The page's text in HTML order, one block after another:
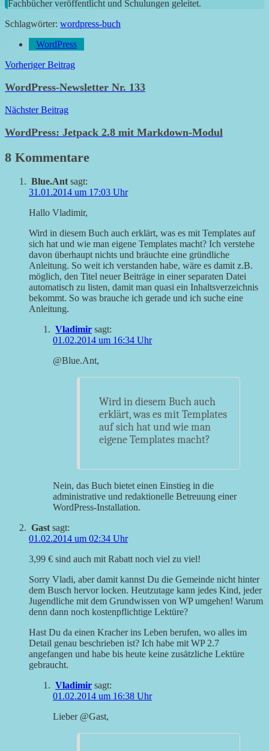
Fachbücher veröffentlicht und Schulungen geleitet.
Schlagwörter: wordpress-buch
WordPress
Beitragsnavigation
Vorheriger Beitrag
WordPress-Newsletter Nr. 133
Nächster Beitrag
WordPress: Jetpack 2.8 mit Markdown-Modul
8 Kommentare
Blue.Ant sagt:
31.01.2014 um 17:03 Uhr
Hallo Vladimir,
Wird in diesem Buch auch erklärt, was es mit Templates auf
sich hat und wie man eigene Templates macht? Ich verstehe
davon überhaupt nichts und bräuchte eine gründliche
Anleitung. So weit ich verstanden habe, wäre es damit z.B.
möglich, den Titel neuer Beiträge in einer separaten Datei
automatisch zu listen, damit man quasi ein Inhaltsverzeichnis
bekommt. So was brauche ich gerade und ich suche eine
Anleitung.
Vladimir sagt:
01.02.2014 um 16:34 Uhr
@Blue.Ant,
Wird in diesem Buch auch
erklärt, was es mit Templates
auf sich hat und wie man
eigene Templates macht?
Nein, das Buch bietet einen Einstieg in die
administrative und redaktionelle Betreuung einer
WordPress-Installation.
Gast sagt:
01.02.2014 um 02:34 Uhr
3,99 € sind auch mit Rabatt noch viel zu viel!
Sorry Vladi, aber damit kannst Du die Gemeinde nicht hinter
dem Busch hervor locken. Heutzutage kann jedes Kind, jeder
Jugendliche mit dem Grundwissen von WP umgehen! Warum
denn dann noch kostenpflichtige Lektüre?
Hast Du da einen Kracher ins Leben berufen, wo alles im
Detail genau beschrieben ist? Ich habe mit WP 2.7
angefangen und habe bis heute keine zusätzliche Lektüre
gebraucht.
Vladimir sagt:
01.02.2014 um 16:38 Uhr
Lieber @Gast,